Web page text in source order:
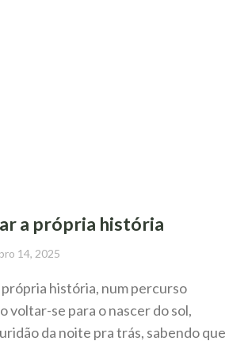
a própria história
14, 2025
história, num percurso
voltar-se para o nascer do sol,
da noite pra trás, sabendo que